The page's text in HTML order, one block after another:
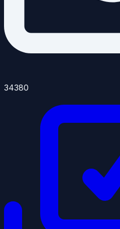
34380